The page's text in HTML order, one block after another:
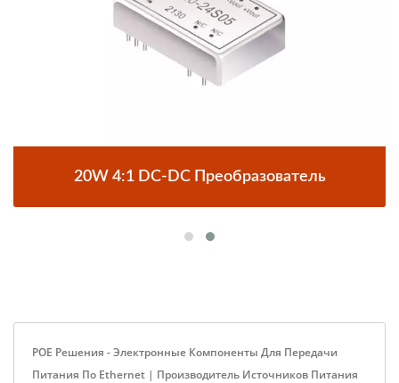
20W 4:1 DC-DC Преобразователь
POE Решения - Электронные Компоненты Для Передачи
Питания По Ethernet | Производитель Источников Питания